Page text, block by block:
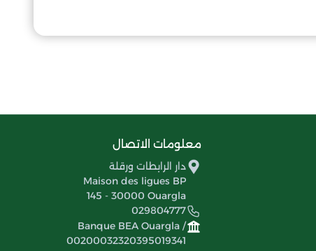
معلومات الاتصال
دار الرابطات ورقلة
Maison des ligues BP
145 - 30000 Ouargla
029804777
Banque BEA Ouargla /
00200032320395019341